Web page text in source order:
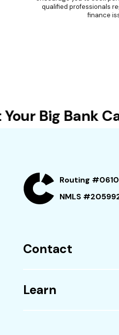
qualified professionals
finance
Big Bank
Routing
NMLS
Contact
Learn